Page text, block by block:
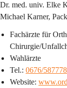
Dr. med. univ. Elke
Michael Karner,
Fachärzte für
Chirurgie/
Wahlärzte
Tel.: 0676/
Website: